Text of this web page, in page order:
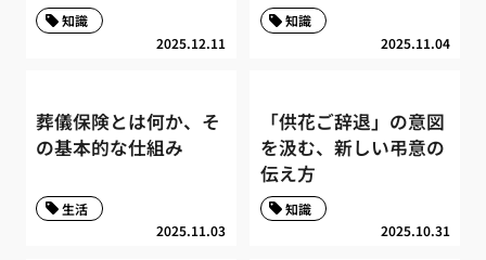
2025.12.11
知識
2025.11.04
知識
葬儀保険とは何か、そ
の基本的な仕組み
2025.11.03
生活
「供花ご辞退」の意図
を汲む、新しい弔意の
伝え方
2025.10.31
知識